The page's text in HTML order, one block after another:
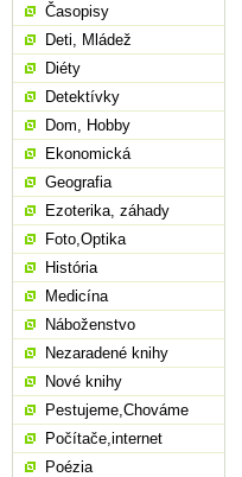
Časopisy
Deti, Mládež
Diéty
Detektívky
Dom, Hobby
Ekonomická
Geografia
Ezoterika, záhady
Foto,Optika
História
Medicína
Náboženstvo
Nezaradené knihy
Nové knihy
Pestujeme,Chováme
Počítače,internet
Poézia